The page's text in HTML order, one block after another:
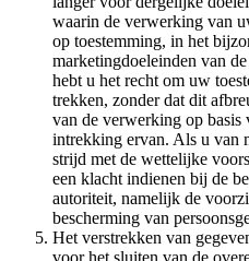
waarin de verwerking van
op toestemming, in het
marketingdoeleinden van
hebt u het recht om uw
trekken, zonder dat dit
van de verwerking op basis
intrekking ervan. Als u van
strijd met de wettelijke
een klacht indienen bij de
autoriteit, namelijk de
bescherming van
Het verstrekken van
voor het sluiten van de